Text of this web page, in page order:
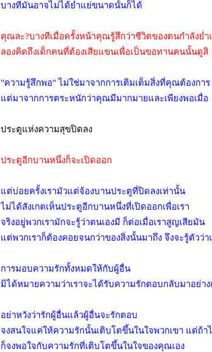
บางทีมันอาจไม่ได้ย่ำแย่ขนาดนั้นก็ได้
คุณละ?บางทีเมื่อครั้งหน้าคุณรู้สึกว่าชีวิตของตนกำลังย่ำ
ลองคิดถึงเด็กคนที่ต้องเสียแขนเพื่อเป็นขอทานคนนั้นดูสิ
"ความรู้สึกพอ" ไม่ใช่มาจากการเติมเต็มสิ่งที่คุณต้องการ
แต่มาจากการตระหนักว่าคุณมีมากมายและเพียงพอเมื่อ
ประตูแห่งความสุขปิดลง
ประตูอีกบานหนึ่งก็จะเปิดออก
แต่บ่อยครั้งเรามัวแต่จ้องบานประตูที่ปิดลงเท่านั้น
ไม่ได้สังเกตเห็นประตูอีกบานหนึ่งที่เปิดออกเพื่อเรา
จริงอยู่พวกเรามักจะรู้ว่าตนเองมี ก็ต่อเมื่อเราสูญเสียมัน
แต่พวกเราก็ต้องคอยจนกว่าของสิ่งนั้นมาถึง จึงจะรู้ตัวว่า
การมอบความรักทั้งหมดให้กับผู้อื่น
มิได้หมายความว่าเราจะได้รับความรักตอบกลับมาอย่าง
อย่าหวังว่ารักผู้อื่นแล้วผู้อื่นจะรักตอบ
จงสนใจแค่ให้ความรักนั้นเติบโตขึ้นในใจพวกเขา แต่ถ้า
ก็จงพอใจกับความรักที่เติบโตขึ้นในใจของคุณเอง